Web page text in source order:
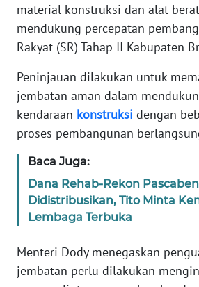
material konstruksi dan alat
mendukung percepatan
Rakyat (SR) Tahap II Kabupaten
Peninjauan dilakukan untuk
jembatan aman dalam
kendaraan konstruksi dengan
proses pembangunan
Baca Juga:
Dana Rehab-Rekon
Didistribusikan, Tito Minta
Lembaga Terbuka
Menteri Dody menegaskan
jembatan perlu dilakukan
KONTAK
KAMI
IKLAN
TENTANG
KAMI
MEDIA
SIBER
KARIR